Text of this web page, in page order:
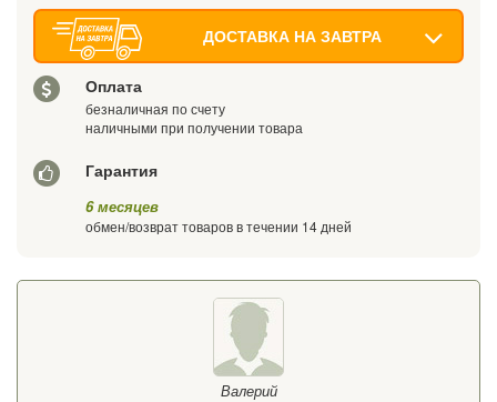
ДОСТАВКА НА ЗАВТРА
Оплата
безналичная по счету
наличными при получении товара
Гарантия
6 месяцев
обмен/возврат товаров в течении 14 дней
Валерий